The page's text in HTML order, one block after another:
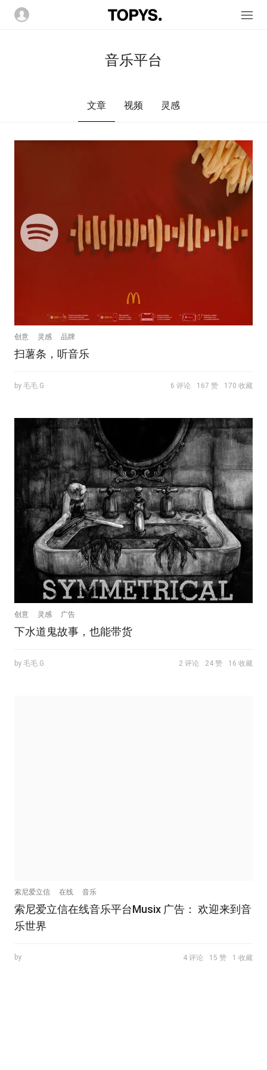
音乐平台
文章 视频 灵感
创意 灵感 品牌
扫薯条，听音乐
by 毛毛.G 6 评论 167 赞 170 收藏
创意 灵感 广告
下水道鬼故事，也能带货
by 毛毛.G 2 评论 24 赞 16 收藏
索尼爱立信 在线 音乐
索尼爱立信在线音乐平台Musix 广告： 欢迎来到音
乐世界
by 4 评论 15 赞 1 收藏